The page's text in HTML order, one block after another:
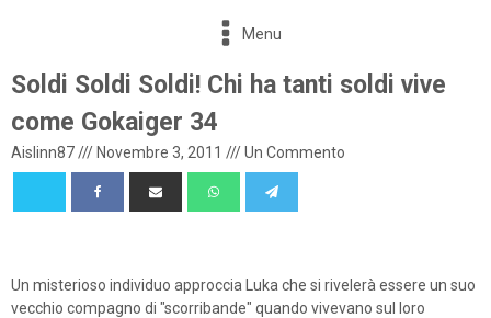
Menu
Soldi Soldi Soldi! Chi ha tanti soldi vive
come Gokaiger 34
Aislinn87/// Novembre 3, 2011 ///Un Commento
Un misterioso individuo approccia Luka che si rivelerà essere un suo
vecchio compagno di "scorribande" quando vivevano sul loro